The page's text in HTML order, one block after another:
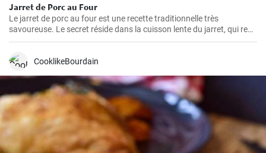
Jarret de Porc au Four
Le jarret de porc au four est une recette traditionnelle très
savoureuse. Le secret réside dans la cuisson lente du jarret, qui rend
la viande juteuse et fondante en bouche. Suivez cette démarche
CooklikeBourdain